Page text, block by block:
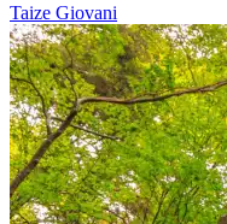
Taize Giovani